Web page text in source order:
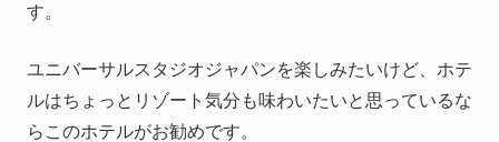
す。
ユニバーサルスタジオジャパンを楽しみたいけど、ホテ
ルはちょっとリゾート気分も味わいたいと思っているな
らこのホテルがお勧めです。